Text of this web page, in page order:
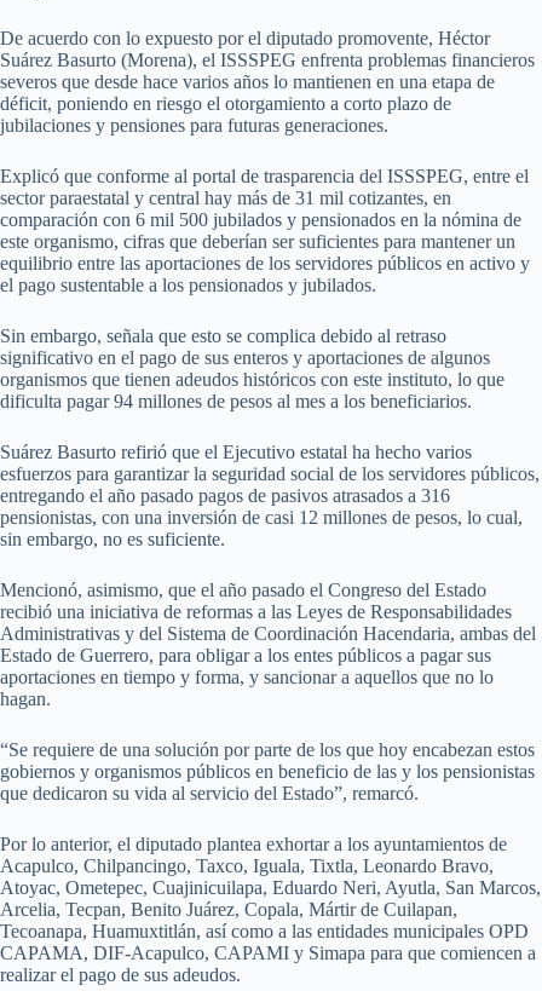
De acuerdo con lo expuesto por el diputado promovente, Héctor
Suárez Basurto (Morena), el ISSSPEG enfrenta problemas financieros
severos que desde hace varios años lo mantienen en una etapa de
déficit, poniendo en riesgo el otorgamiento a corto plazo de
jubilaciones y pensiones para futuras generaciones.
Explicó que conforme al portal de trasparencia del ISSSPEG, entre el
sector paraestatal y central hay más de 31 mil cotizantes, en
comparación con 6 mil 500 jubilados y pensionados en la nómina de
este organismo, cifras que deberían ser suficientes para mantener un
equilibrio entre las aportaciones de los servidores públicos en activo y
el pago sustentable a los pensionados y jubilados.
Sin embargo, señala que esto se complica debido al retraso
significativo en el pago de sus enteros y aportaciones de algunos
organismos que tienen adeudos históricos con este instituto, lo que
dificulta pagar 94 millones de pesos al mes a los beneficiarios.
Suárez Basurto refirió que el Ejecutivo estatal ha hecho varios
esfuerzos para garantizar la seguridad social de los servidores públicos,
entregando el año pasado pagos de pasivos atrasados a 316
pensionistas, con una inversión de casi 12 millones de pesos, lo cual,
sin embargo, no es suficiente.
Mencionó, asimismo, que el año pasado el Congreso del Estado
recibió una iniciativa de reformas a las Leyes de Responsabilidades
Administrativas y del Sistema de Coordinación Hacendaria, ambas del
Estado de Guerrero, para obligar a los entes públicos a pagar sus
aportaciones en tiempo y forma, y sancionar a aquellos que no lo
hagan.
“Se requiere de una solución por parte de los que hoy encabezan estos
gobiernos y organismos públicos en beneficio de las y los pensionistas
que dedicaron su vida al servicio del Estado”, remarcó.
Por lo anterior, el diputado plantea exhortar a los ayuntamientos de
Acapulco, Chilpancingo, Taxco, Iguala, Tixtla, Leonardo Bravo,
Atoyac, Ometepec, Cuajinicuilapa, Eduardo Neri, Ayutla, San Marcos,
Arcelia, Tecpan, Benito Juárez, Copala, Mártir de Cuilapan,
Tecoanapa, Huamuxtitlán, así como a las entidades municipales OPD
CAPAMA, DIF-Acapulco, CAPAMI y Simapa para que comiencen a
realizar el pago de sus adeudos.